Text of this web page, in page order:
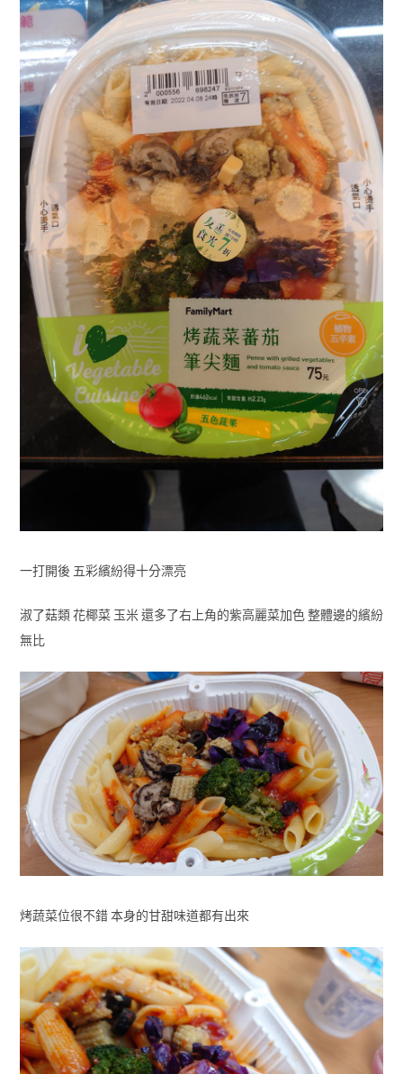
一打開後 五彩繽紛得十分漂亮
淑了菇類 花椰菜 玉米 還多了右上角的紫高麗菜加色 整體邊的繽紛
無比
烤蔬菜位很不錯 本身的甘甜味道都有出來